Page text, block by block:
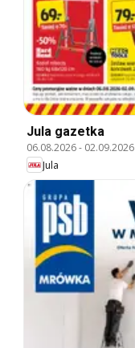
Jula gazetka
06.08.2026- 02.09.2026
Jula